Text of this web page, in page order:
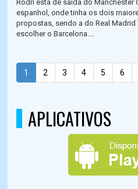
Rodri está de saída do Manchester
espanhol, onde tinha os dois
propostas, sendo a do Real
escolher o Barcelona....
1 2 3 4 5 6
APLICATIVOS